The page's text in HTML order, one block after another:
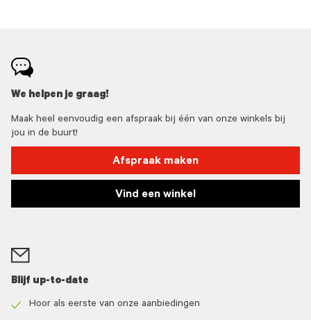
We helpen je graag!
Maak heel eenvoudig een afspraak bij één van onze winkels bij
jou in de buurt!
Afspraak maken
Vind een winkel
Blijf up-to-date
Hoor als eerste van onze aanbiedingen